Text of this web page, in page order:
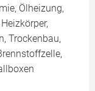
Ölheizung,
Trockenbau,